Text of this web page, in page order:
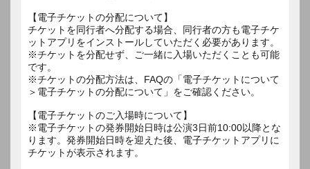
【電子チケットの分配について】
チケットを同行者へ分配する場合、同行者の方も電子チケ
ットアプリをインストールしていただく必要があります。
※チケットを分配せず、ご一緒に入場いただくことも可能
です。
※チケットの分配方法は、FAQの「電子チケットについて
＞電子チケットの分配について」をご確認ください。
【電子チケットのご入場時について】
※電子チケットの発券開始日時は公演3日前10:00以降とな
ります。発券開始日時を迎えた後、電子チケットアプリに
チケットが表示されます。